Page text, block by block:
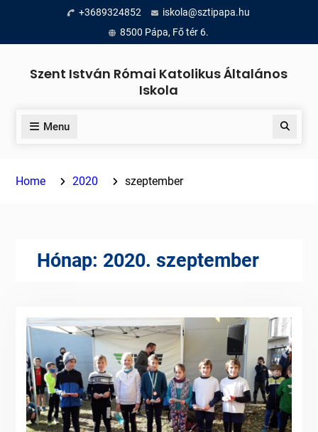
content
+3689324852
iskola@sztipapa.hu
8500 Pápa, Fő tér 6.
Szent István Római Katolikus Általános
Iskola
Menu Search
Home 2020 szeptember
Hónap: 2020. szeptember